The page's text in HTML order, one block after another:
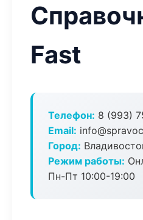
Fast
Телефон: 8 (993)
Email:
Город:
Режим работы:
Пн-Пт 10:00-19:00